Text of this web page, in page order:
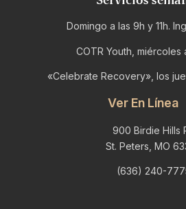
Domingo a las 9h y 11h.
COTR Youth, miércoles
«Celebrate Recovery», los
Ver En Línea
900 Birdie Hills
St. Peters, MO
(636) 240-